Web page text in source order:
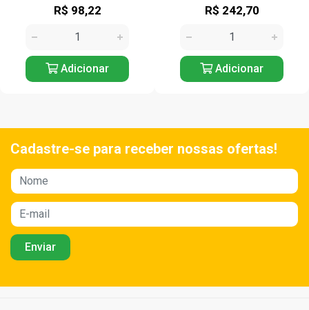
R$ 242,70
Adicionar
R$ 141,12
Adicionar
Cadastre-se para receber nossas ofertas!